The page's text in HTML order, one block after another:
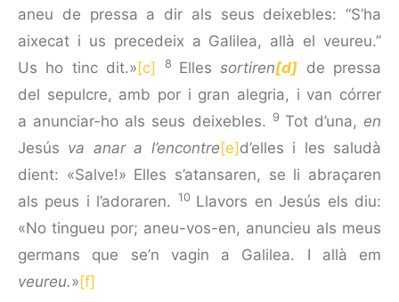
aneu de pressa a dir als seus deixebles: “S’ha
aixecat i us precedeix a Galilea, allà el veureu.”
Us ho tinc dit.» [c] 8 Elles sortiren[d] de pressa
del sepulcre, amb por i gran alegria, i van córrer
a anunciar-ho als seus deixebles. 9 Tot d’una, en
Jesús va anar a l’encontre [e] d’elles i les saludà
dient: «Sal­ve!» Elles s’atansaren, se li abraçaren
als peus i l’adoraren. 10 Llavors en Jesús els diu:
«No tingueu por; aneu-vos-en, anuncieu als meus
germans que se’n vagin a Galilea. I allà em
veureu.» [f]